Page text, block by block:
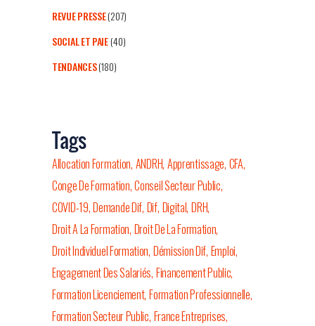
REVUE PRESSE(207)
SOCIAL ET PAIE(40)
TENDANCES(180)
Tags
Allocation Formation ANDRH Apprentissage CFA
Conge De Formation Conseil Secteur Public
COVID-19 Demande Dif Dif Digital DRH
Droit A La Formation Droit De La Formation
Droit Individuel Formation Démission Dif Emploi
Engagement Des Salariés Financement Public
Formation Licenciement Formation Professionnelle
Formation Secteur Public France Entreprises